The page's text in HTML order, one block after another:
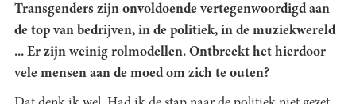
Transgenders zijn onvoldoende vertegenwoordigd aan
de top van bedrijven, in de politiek, in de muziekwereld
... Er zijn weinig rolmodellen. Ontbreekt het hierdoor
vele mensen aan de moed om zich te outen?